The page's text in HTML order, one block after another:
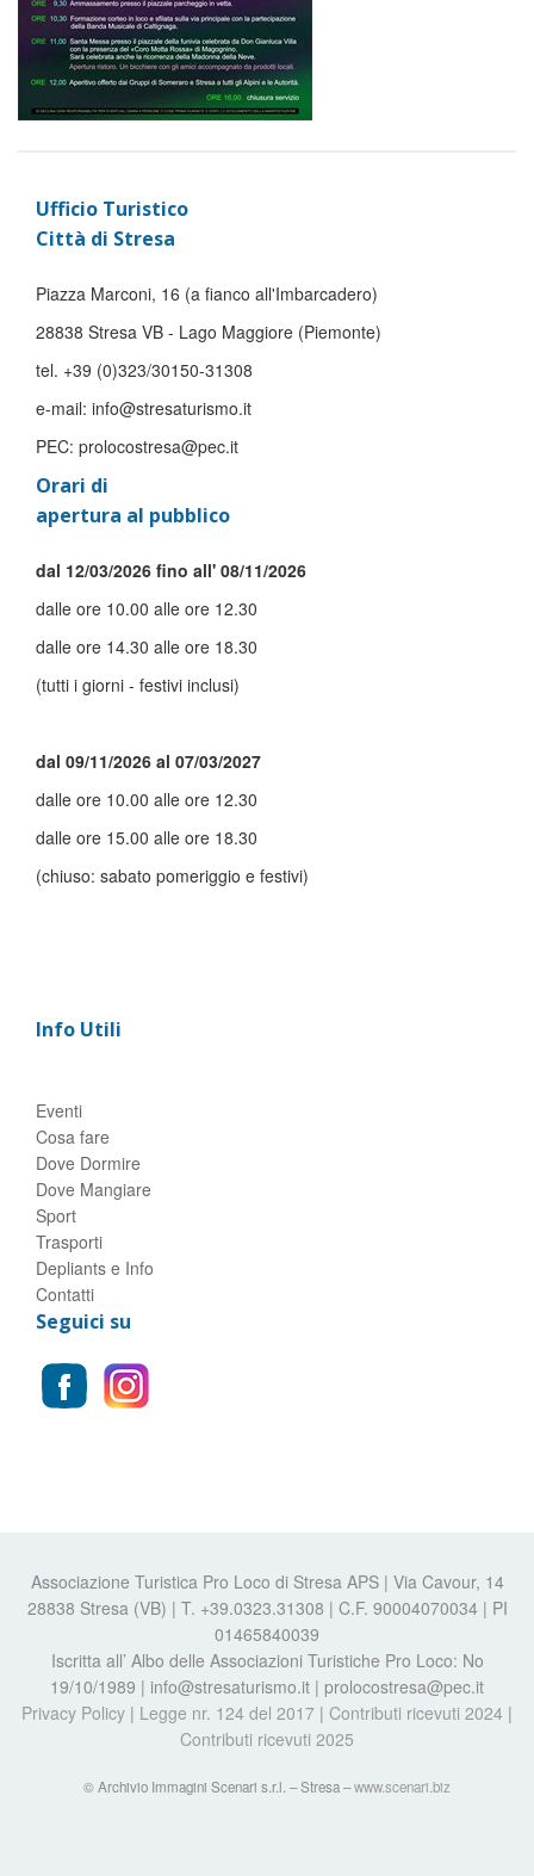
Ufficio Turistico
Città di Stresa
Piazza Marconi, 16 (a fianco all'Imbarcadero)
28838 Stresa VB - Lago Maggiore (Piemonte)
tel. +39 (0)323/30150-31308
e-mail: info@stresaturismo.it
PEC: prolocostresa@pec.it
Orari di
apertura al pubblico
dal 12/03/2026 fino all' 08/11/2026
dalle ore 10.00 alle ore 12.30
dalle ore 14.30 alle ore 18.30
(tutti i giorni - festivi inclusi)
dal 09/11/2026 al 07/03/2027
dalle ore 10.00 alle ore 12.30
dalle ore 15.00 alle ore 18.30
(chiuso: sabato pomeriggio e festivi)
Info Utili
Eventi
Cosa fare
Dove Dormire
Dove Mangiare
Sport
Trasporti
Depliants e Info
Contatti
Seguici su
Associazione Turistica Pro Loco di Stresa APS | Via Cavour, 14
28838 Stresa (VB) | T. +39.0323.31308 | C.F. 90004070034 | PI
01465840039
Iscritta all’ Albo delle Associazioni Turistiche Pro Loco: No
19/10/1989 | info@stresaturismo.it | prolocostresa@pec.it
Privacy Policy | Legge nr. 124 del 2017 | Contributi ricevuti 2024 |
Contributi ricevuti 2025
© Archivio Immagini Scenari s.r.l. – Stresa –www.scenari.biz